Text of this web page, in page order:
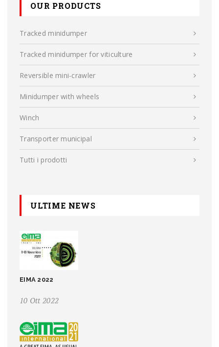
OUR PRODUCTS
Tracked minidumper
Tracked minidumper for viticulture
Reversible mini-crawler
Minidumper with wheels
Winch
Transporter municipal
Tutti i prodotti
ULTIME NEWS
EIMA 2022
10 Ott 2022